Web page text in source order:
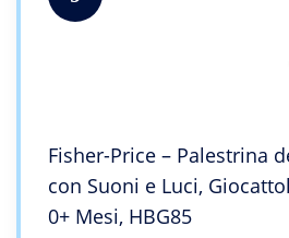
Fisher-Price – Palestrina
con Suoni e Luci,
0+ Mesi, HBG85